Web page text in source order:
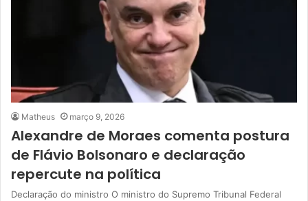
Matheus março 9, 2026
Alexandre de Moraes comenta postura
de Flávio Bolsonaro e declaração
repercute na política
Declaração do ministro O ministro do Supremo Tribunal Federal